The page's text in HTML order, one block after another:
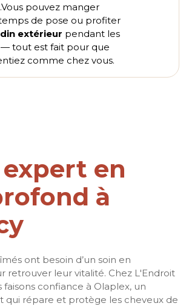
.Vous pouvez manger
de pose ou profiter
extérieur pendant les
— tout est fait pour que
comme chez vous.
en
à
ont besoin d’un soin en
retrouver leur vitalité. Chez L'Endroit
faisons confiance à Olaplex, un
qui répare et protège les cheveux de